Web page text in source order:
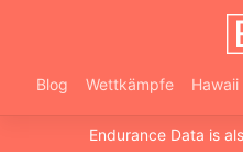
Blog Wettkämpfe
Endurance Data is